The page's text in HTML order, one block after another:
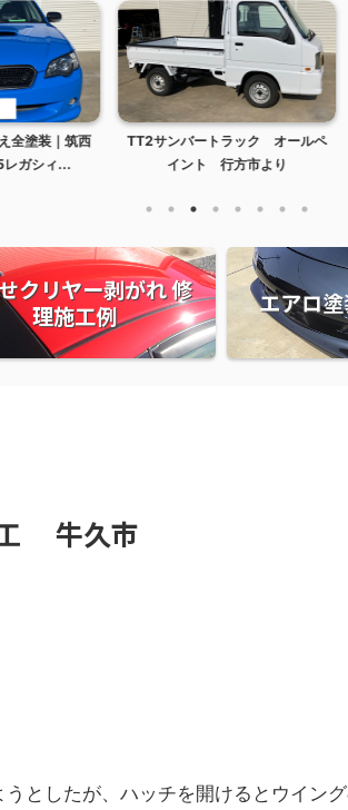
全塗装｜筑西
ガシィ...
TT2サンバートラック オールペ
イント 行方市より
クリヤー剥がれ 修
理施工例
エアロ
牛久市
としたが、ハッチを開けるとウイン